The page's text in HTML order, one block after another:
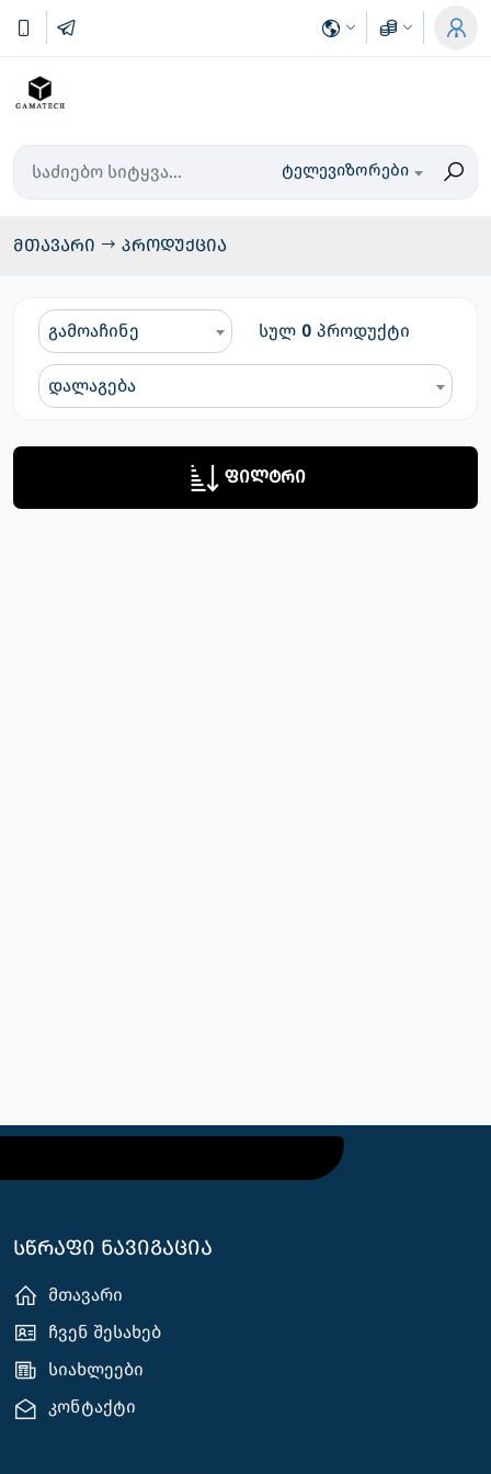
ტელევიზორები
მთავარი პროდუქცია
გამოაჩინე სულ 0 პროდუქტი
დალაგება
ფილტრი
სწრაფი ნავიგაცია
მთავარი
ჩვენ შესახებ
სიახლეები
კონტაქტი